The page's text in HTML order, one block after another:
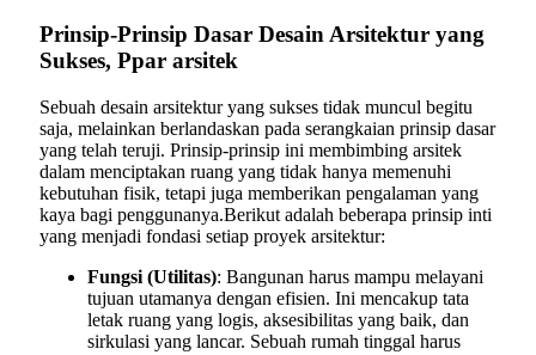
Prinsip-Prinsip Dasar Desain Arsitektur yang
Sukses, Ppar arsitek
Sebuah desain arsitektur yang sukses tidak muncul begitu
saja, melainkan berlandaskan pada serangkaian prinsip dasar
yang telah teruji. Prinsip-prinsip ini membimbing arsitek
dalam menciptakan ruang yang tidak hanya memenuhi
kebutuhan fisik, tetapi juga memberikan pengalaman yang
kaya bagi penggunanya.Berikut adalah beberapa prinsip inti
yang menjadi fondasi setiap proyek arsitektur:
Fungsi (Utilitas): Bangunan harus mampu melayani
tujuan utamanya dengan efisien. Ini mencakup tata
letak ruang yang logis, aksesibilitas yang baik, dan
sirkulasi yang lancar. Sebuah rumah tinggal harus